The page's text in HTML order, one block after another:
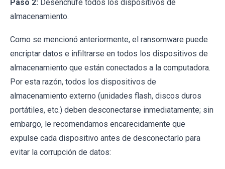
Paso 2: Desenchufe todos los dispositivos de
almacenamiento.
Como se mencionó anteriormente, el ransomware puede
encriptar datos e infiltrarse en todos los dispositivos de
almacenamiento que están conectados a la computadora.
Por esta razón, todos los dispositivos de
almacenamiento externo (unidades flash, discos duros
portátiles, etc.) deben desconectarse inmediatamente; sin
embargo, le recomendamos encarecidamente que
expulse cada dispositivo antes de desconectarlo para
evitar la corrupción de datos: